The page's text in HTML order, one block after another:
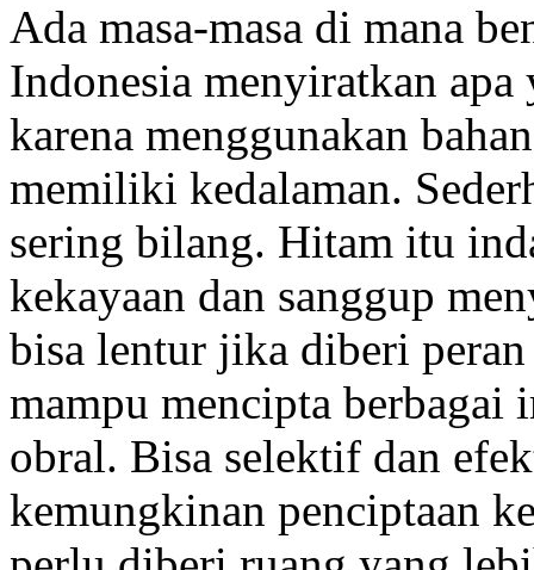
Ada masa-masa di mana
Indonesia menyiratkan
karena menggunakan
memiliki kedalaman.
sering bilang. Hitam itu
kekayaan dan sanggup
bisa lentur jika diberi
mampu mencipta berbagai
obral. Bisa selektif dan
kemungkinan penciptaan